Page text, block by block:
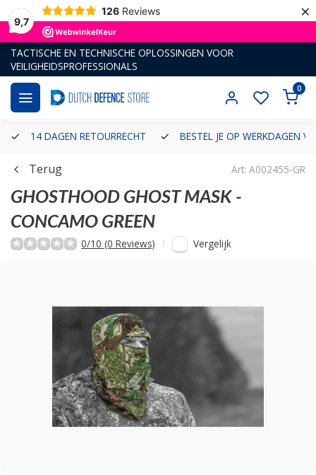
9,7
126 Reviews ×
TACTISCHE EN TECHNISCHE OPLOSSINGEN VOOR
VEILIGHEIDSPROFESSIONALS
0
14 DAGEN RETOURRECHT BESTEL JE OP WERKDAGEN
Terug Art: A002455-GR
GHOSTHOOD GHOST MASK -
CONCAMO GREEN
0/10 (0 Reviews) Vergelijk